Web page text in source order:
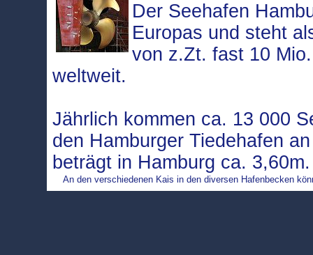
Der Seehafen
Europas und steht
von z.Zt. fast 10
weltweit.
Jährlich kommen ca. 13 000
den Hamburger Tiedehafen
beträgt in Hamburg ca.
An den verschiedenen Kais in den diversen Hafenbecken